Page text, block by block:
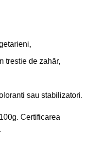
trestie de zahăr,
sau stabilizatori.
100g. Certificarea